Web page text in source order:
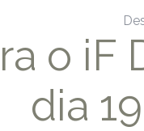
o iF
dia